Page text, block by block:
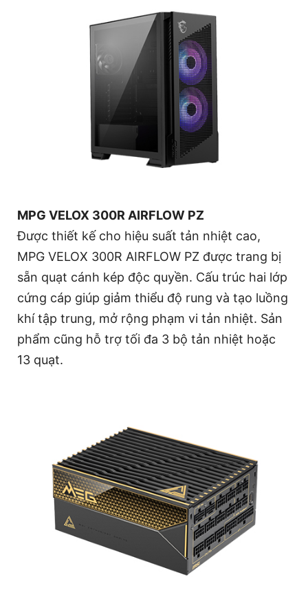
MPG VELOX 300R AIRFLOW PZ
Được thiết kế cho hiệu suất tản nhiệt cao,
MPG VELOX 300R AIRFLOW PZ được trang bị
sẵn quạt cánh kép độc quyền. Cấu trúc hai lớp
cứng cáp giúp giảm thiểu độ rung và tạo luồng
khí tập trung, mở rộng phạm vi tản nhiệt. Sản
phẩm cũng hỗ trợ tối đa 3 bộ tản nhiệt hoặc
13 quạt.